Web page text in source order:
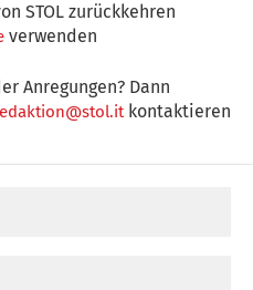
STOL zurückkehren
verwenden
Anregungen? Dann
kontaktieren